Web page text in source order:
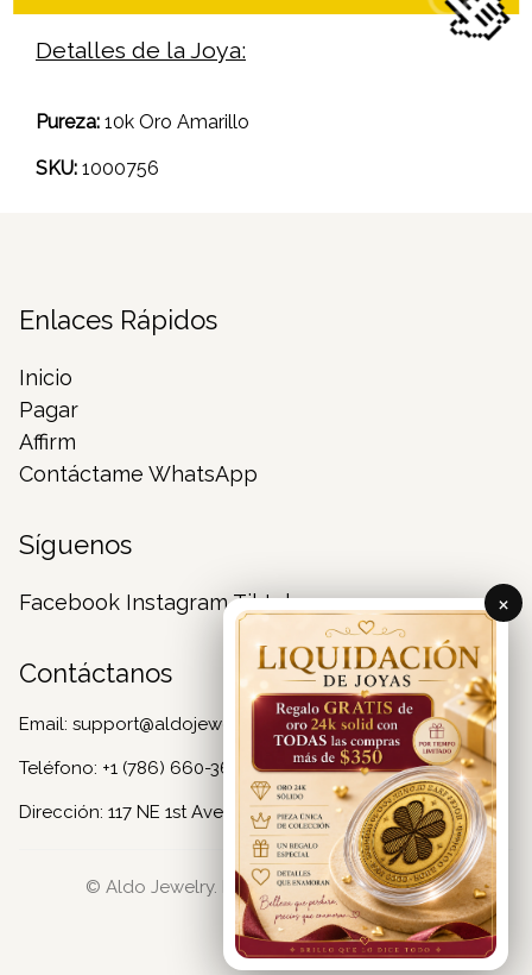
Detalles de la Joya:
Pureza: 10k Oro Amarillo
SKU: 1000756
Enlaces Rápidos
Inicio
Pagar
Affirm
Contáctame WhatsApp
Síguenos
Facebook InstagramTiktok
Contáctanos
Email: support@aldojewelry.com
Teléfono: +1 (786) 660-3605
Dirección: 117 NE 1st Ave, Miami, FL 33132 US
© Aldo Jewelry. Richard Lopez & Joey War.
×